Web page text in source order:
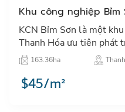
Khu công nghiệp Bỉm
KCN Bỉm Sơn là một
Thanh Hóa ưu tiên phát
một trong các ngành thu
tỉnh Thanh Hóa…
163.36ha
$45/m²